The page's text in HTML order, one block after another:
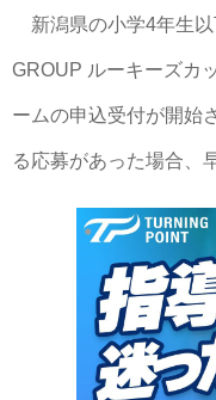
新潟県の小学4年生
GROUP ルーキーズカ
ームの申込受付が開始
る応募があった場合、